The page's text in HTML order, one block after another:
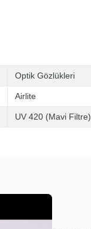
Optik Gözlükleri
Airlite
UV 420 (Mavi Filtre)